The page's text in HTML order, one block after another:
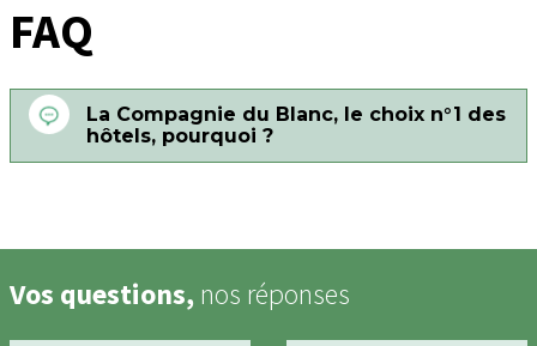
FAQ
La Compagnie du Blanc, le choix n°1 des
hôtels, pourquoi ?
Vos questions, nos réponses